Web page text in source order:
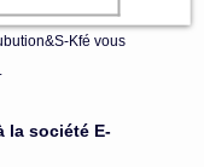
ne sont ni
Kfé vous
la société E-